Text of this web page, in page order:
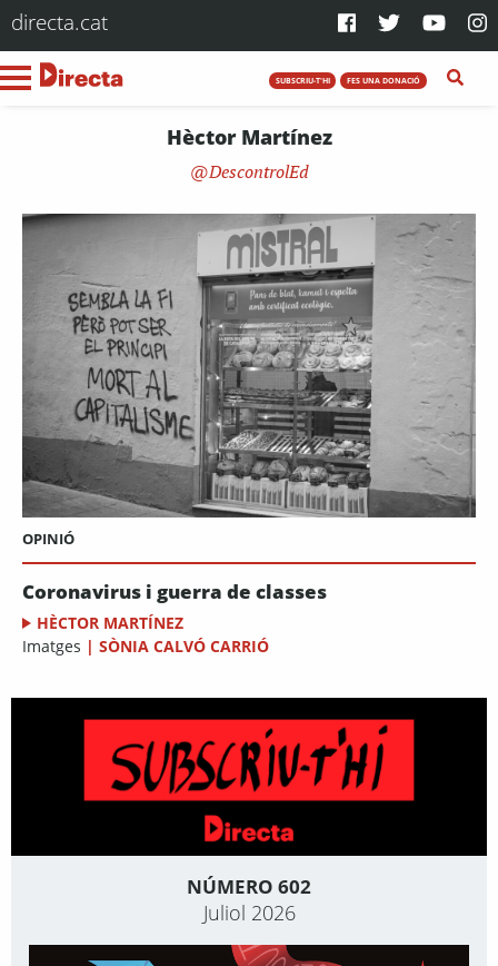
directa.cat
SUBSCRIU-T'HI FES UNA DONACIÓ
Hèctor Martínez
DescontrolEd
OPINIÓ
Coronavirus i guerra de classes
HÈCTOR MARTÍNEZ
Imatges | SÒNIA CALVÓ CARRIÓ
NÚMERO 602
Juliol 2026